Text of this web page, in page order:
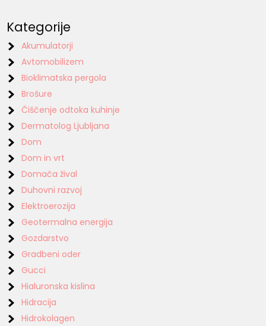
Kategorije
Akumulatorji
Avtomobilizem
Bioklimatska pergola
Brošure
Čiščenje odtoka kuhinje
Dermatolog Ljubljana
Dom
Dom in vrt
Domača žival
Duhovni razvoj
Elektroerozija
Geotermalna energija
Gozdarstvo
Gradbeni oder
Gucci
Hialuronska kislina
Hidracija
Hidrokolagen